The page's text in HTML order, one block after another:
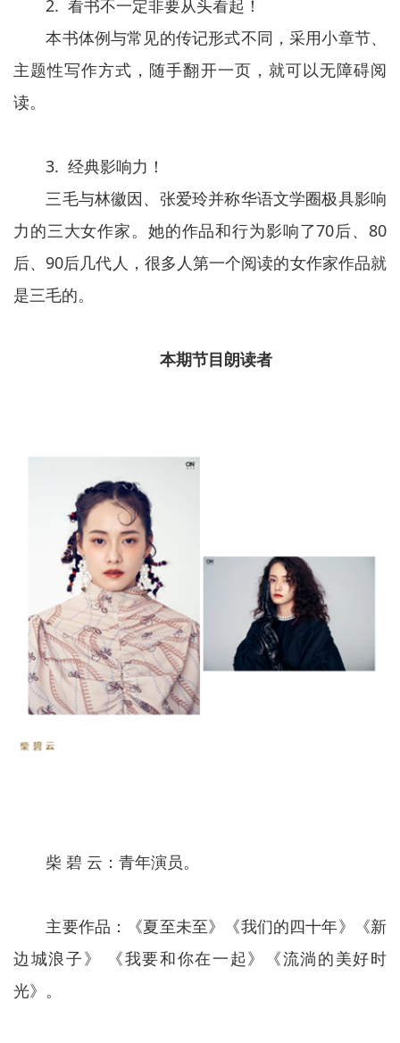
2. 看书不一定非要从头看起！
本书体例与常见的传记形式不同，采用小章节、
主题性写作方式，随手翻开一页，就可以无障碍阅
读。
3. 经典影响力！
三毛与林徽因、张爱玲并称华语文学圈极具影响
力的三大女作家。她的作品和行为影响了70后、80
后、90后几代人，很多人第一个阅读的女作家作品就
是三毛的。
本期节目朗读者
柴 碧 云： 青年演员。
主要作品：《夏至未至》《我们的四十年》《新
边城浪子》 《我要和你在一起》《流淌的美好时
光》。